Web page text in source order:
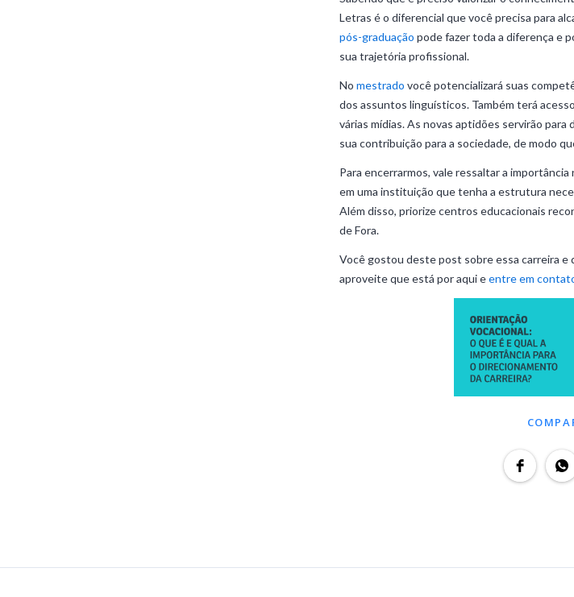
Letras é o diferencial que você precisa para
pós-graduação pode fazer toda a diferença e
sua trajetória profissional.
Nomestrado você potencializará suas
dos assuntos linguísticos. Também terá
várias mídias. As novas aptidões servirão
sua contribuição para a sociedade, de modo
Para encerrarmos, vale ressaltar a
em uma instituição que tenha a estrutura
Além disso, priorize centros educacionais
de Fora.
Você gostou deste post sobre essa carreira
aproveite que está por aqui eentre em